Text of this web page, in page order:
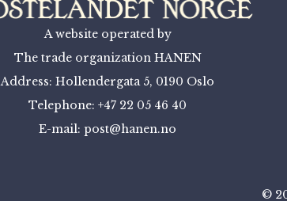
A website operated by
The trade organization HANEN
Address: Hollendergata 5, 0190 Oslo
Telephone: +47 22 05 46 40
E-mail: post@hanen.no
©